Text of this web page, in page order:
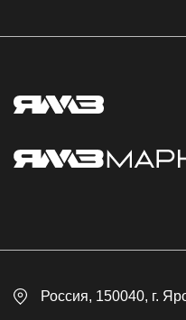
Контакты
Доставка
Россия, 150040, г.